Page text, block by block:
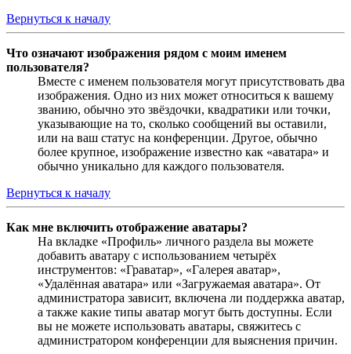
Вернуться к началу
Что означают изображения рядом с моим именем
пользователя?
Вместе с именем пользователя могут присутствовать два
изображения. Одно из них может относиться к вашему
званию, обычно это звёздочки, квадратики или точки,
указывающие на то, сколько сообщений вы оставили,
или на ваш статус на конференции. Другое, обычно
более крупное, изображение известно как «аватара» и
обычно уникально для каждого пользователя.
Вернуться к началу
Как мне включить отображение аватары?
На вкладке «Профиль» личного раздела вы можете
добавить аватару с использованием четырёх
инструментов: «Граватар», «Галерея аватар»,
«Удалённая аватара» или «Загружаемая аватара». От
администратора зависит, включена ли поддержка аватар,
а также какие типы аватар могут быть доступны. Если
вы не можете использовать аватары, свяжитесь с
администратором конференции для выяснения причин.